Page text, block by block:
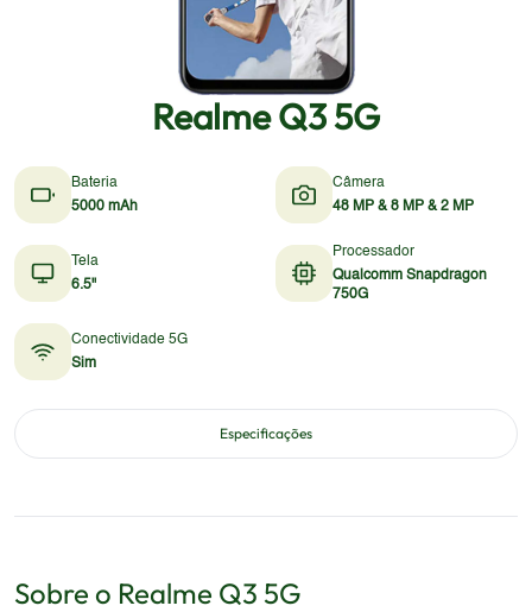
Realme Q3 5G
Bateria
5000 mAh
Câmera
48 MP & 8 MP & 2 MP
Tela
6.5"
Processador
Qualcomm Snapdragon
750G
Conectividade 5G
Sim
Especificações
Sobre o Realme Q3 5G